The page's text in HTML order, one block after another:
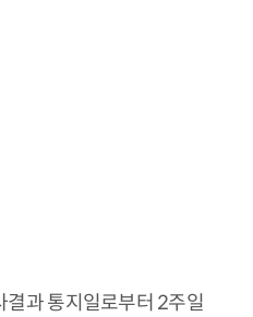
결과 통지일로부터 2주일